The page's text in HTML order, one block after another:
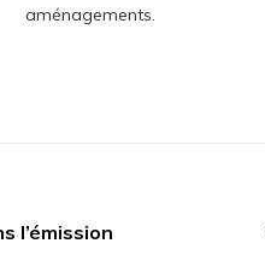
aménagements.
l’émission